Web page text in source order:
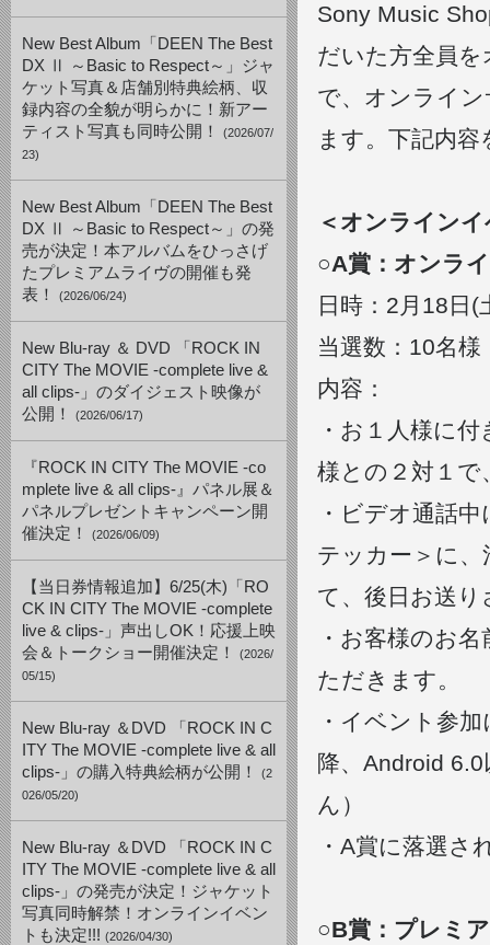
New Best Album「DEEN The Best
DX Ⅱ ～Basic to Respect～」ジャ
ケット写真＆店舗別特典絵柄、収
録内容の全貌が明らかに！新アー
ティスト写真も同時公開！
(2026/07/
23)
New Best Album「DEEN The Best
DX Ⅱ ～Basic to Respect～」の発
売が決定！本アルバムをひっさげ
たプレミアムライヴの開催も発
表！
(2026/06/24)
New Blu-ray ＆ DVD 「ROCK IN
CITY The MOVIE -complete live &
all clips-」のダイジェスト映像が
公開！
(2026/06/17)
『ROCK IN CITY The MOVIE -co
mplete live & all clips-』パネル展＆
パネルプレゼントキャンペーン開
催決定！
(2026/06/09)
【当日券情報追加】6/25(木)「RO
CK IN CITY The MOVIE -complete
live & clips-」声出しOK！応援上映
会＆トークショー開催決定！
(2026/
05/15)
New Blu-ray ＆DVD 「ROCK IN C
ITY The MOVIE -complete live & all
clips-」の購入特典絵柄が公開！
(2
026/05/20)
New Blu-ray ＆DVD 「ROCK IN C
ITY The MOVIE -complete live & all
clips-」の発売が決定！ジャケット
写真同時解禁！オンラインイベン
トも決定!!! (2026/04/30)
Sony Music
だいた方全員
で、オンライ
ます。下記内
＜オンライン
○A賞：オンラ
日時：2月18日
当選数：10名
内容：
・お１人様に
様との２対１
・ビデオ通話
テッカー＞に
て、後日お送
・お客様のお
ただきます。
・イベント参
降、Android
ん）
・A賞に落選さ
○B賞：プレミ